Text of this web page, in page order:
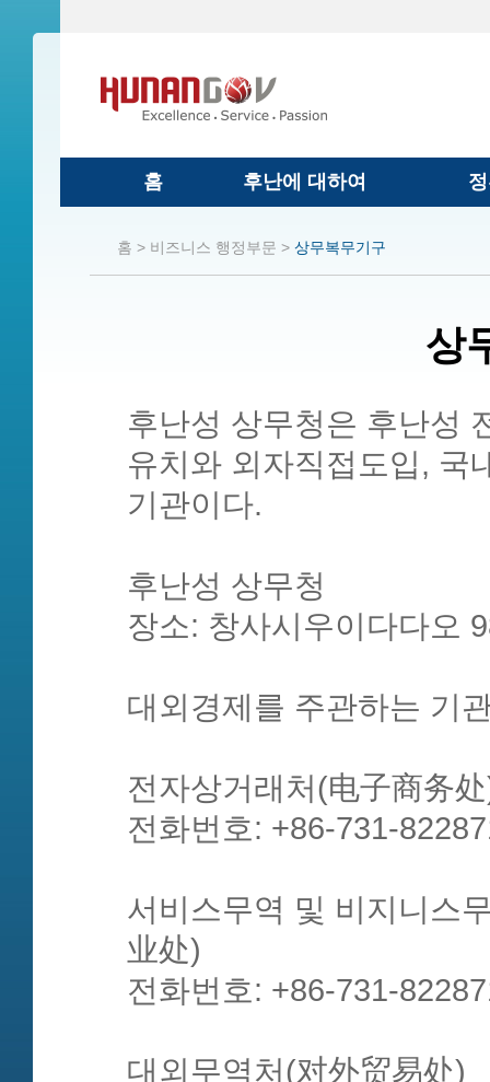
홈 후난에 대하여
홈 > 비즈니스 행정부문 > 상무복무기구
상
후난성 상무청은 후난성
유치와 외자직접도입, 국
기관이다.
후난성 상무청
장소: 창사시우이다다오
대외경제를 주관하는 기
전자상거래처(电子商务
전화번호: +86-731-
서비스무역 및 비지니스
业处)
전화번호: +86-731-
대외무역처(对外贸易处)